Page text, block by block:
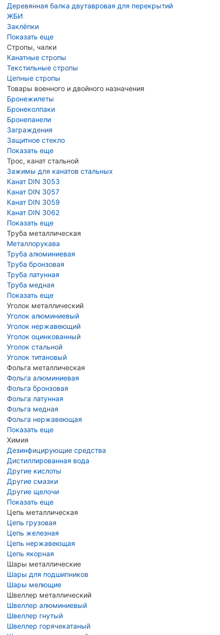
Деревянная балка двутавровая для перекрытий
ЖБИ
Заклёпки
Показать еще
Стропы, чалки
Канатные стропы
Текстильные стропы
Цепные стропы
Товары военного и двойного назначения
Бронежилеты
Бронеколпаки
Бронепанели
Заграждения
Защитное стекло
Показать еще
Трос, канат стальной
Зажимы для канатов стальных
Канат DIN 3053
Канат DIN 3057
Канат DIN 3059
Канат DIN 3062
Показать еще
Труба металлическая
Металлорукава
Труба алюминиевая
Труба бронзовая
Труба латунная
Труба медная
Показать еще
Уголок металлический
Уголок алюминиевый
Уголок нержавеющий
Уголок оцинкованный
Уголок стальной
Уголок титановый
Фольга металлическая
Фольга алюминиевая
Фольга бронзовая
Фольга латунная
Фольга медная
Фольга нержавеющая
Показать еще
Химия
Дезинфицирующие средства
Дистиллированная вода
Другие кислоты
Другие смазки
Другие щелочи
Показать еще
Цепь металлическая
Цепь грузовая
Цепь железная
Цепь нержавеющая
Цепь якорная
Шары металлические
Шары для подшипников
Шары мелющие
Швеллер металлический
Швеллер алюминиевый
Швеллер гнутый
Швеллер горячекатаный